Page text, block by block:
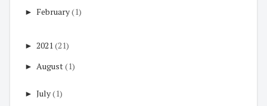
► February(1)
► 2021 (21)
► August(1)
► July(1)